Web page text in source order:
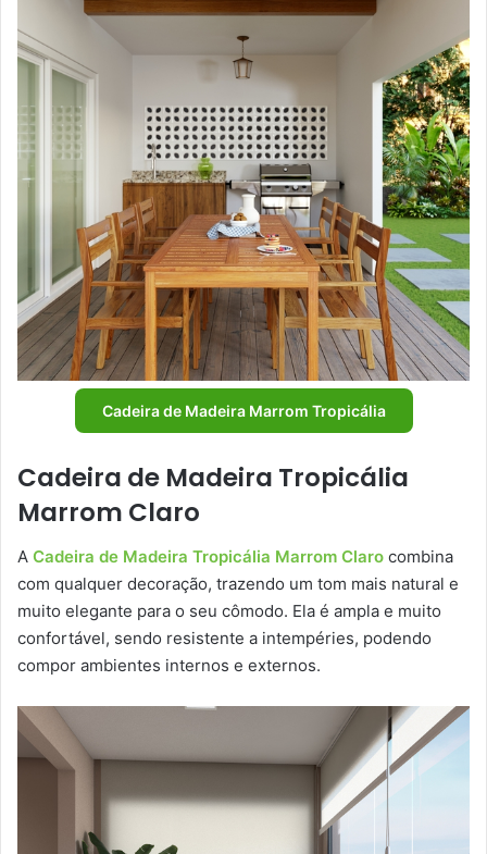
Cadeira de Madeira Marrom Tropicália
Cadeira de Madeira Tropicália
Marrom Claro
A Cadeira de Madeira Tropicália Marrom Claro combina
com qualquer decoração, trazendo um tom mais natural e
muito elegante para o seu cômodo. Ela é ampla e muito
confortável, sendo resistente a intempéries, podendo
compor ambientes internos e externos.